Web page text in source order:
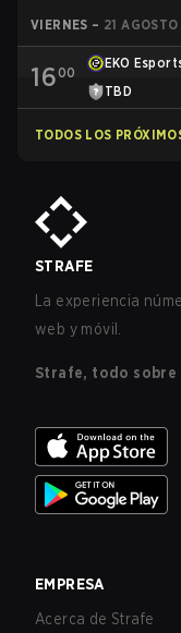
VIERNES – 21 AGOSTO
1600
EKO
TBD
TODOS LOS
STRAFE
La experiencia
web y móvil.
Strafe, todo sobre
EMPRESA
Acerca de Strafe